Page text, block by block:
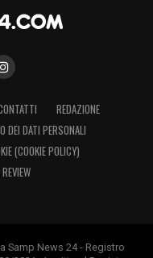
REDAZIONE
DEI DATI PERSONALI
(COOKIE POLICY)
Samp News 24 - Registro